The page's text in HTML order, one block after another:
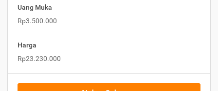
Uang Muka
Rp3.500.000
Harga
Rp23.230.000